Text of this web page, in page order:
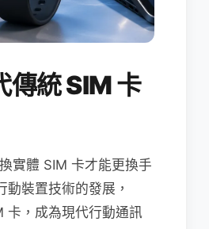
傳統 SIM 卡
實體 SIM 卡才能更換手
裝置技術的發展，
卡，成為現代行動通訊